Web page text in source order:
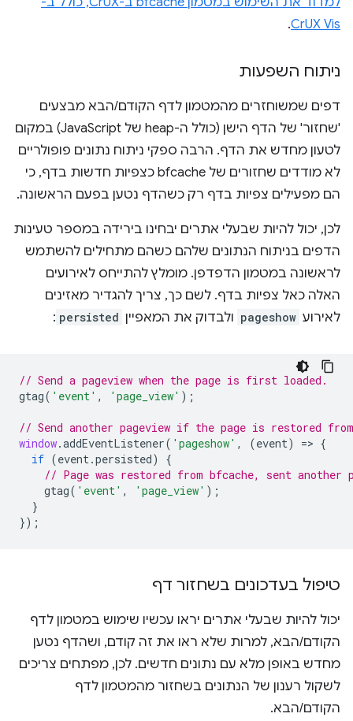
CrUX Vis
.
ניתוח השפעות
דפים שמשוחזרים מהמטמון לדף הקודם/הבא מבצעים
'שחזור' של הדף הישן (כולל ה-heap של JavaScript) במקום
לטעון מחדש את הדף. הרבה ספקי ניתוח נתונים פופולריים
לא מודדים שחזורים של bfcache כצפיות חדשות בדף, כי
הם מפעילים צפיות בדף רק כשהדף נטען בפעם הראשונה.
לכן, יכול להיות שבעלי אתרים יבחינו בירידה במספר טעינות
הדפים בניתוח הנתונים שלהם כשהם מתחילים להשתמש
לראשונה במטמון הדפדפן. מומלץ להתייחס לאירועים
האלה כאל צפיות בדף. לשם כך, צריך להגדיר מאזינים
לאירוע pageshow ולבדוק את המאפיין persisted
:
// Send a pageview when the page is first loaded.
gtag( 'event' , 'page_view' );
// Send another pageview if the page is restored
window.addEventListener( 'pageshow' , (event) => {
if (event.persisted)
{
// Page was restored from bfcache, sent another
gtag( 'event' , 'page_view' );
}
});
טיפול בעדכונים בשחזור דף
יכול להיות שבעלי אתרים יראו עכשיו שימוש במטמון לדף
הקודם/הבא, למרות שלא ראו את זה קודם, ושהדף נטען
מחדש באופן מלא עם נתונים חדשים. לכן, מפתחים צריכים
לשקול רענון של הנתונים בשחזור מהמטמון לדף
הקודם/הבא.